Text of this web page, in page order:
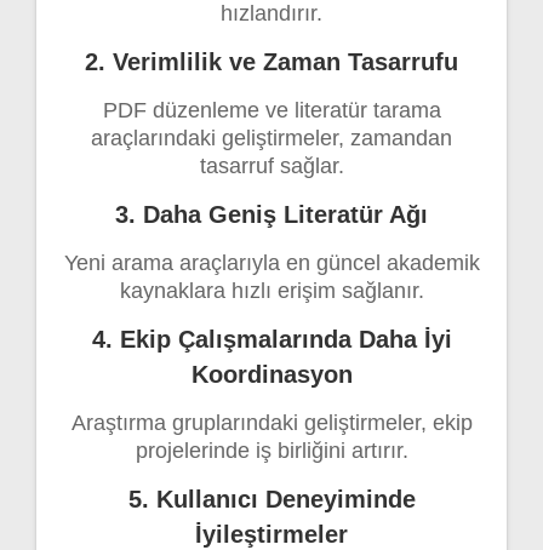
hızlandırır.
2. Verimlilik ve Zaman Tasarrufu
PDF düzenleme ve literatür tarama
araçlarındaki geliştirmeler, zamandan
tasarruf sağlar.
3. Daha Geniş Literatür Ağı
Yeni arama araçlarıyla en güncel akademik
kaynaklara hızlı erişim sağlanır.
4. Ekip Çalışmalarında Daha İyi
Koordinasyon
Araştırma gruplarındaki geliştirmeler, ekip
projelerinde iş birliğini artırır.
5. Kullanıcı Deneyiminde
İyileştirmeler